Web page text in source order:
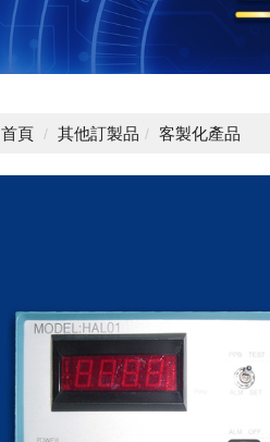
首頁 其他訂製品 客製化產品